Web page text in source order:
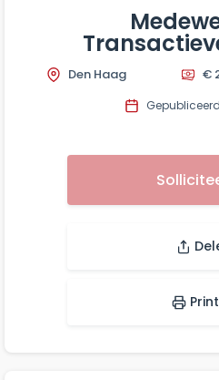
Den Haag €